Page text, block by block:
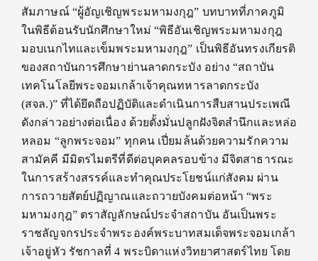
สัมภาษณ์ “ผู้อัญเชิญพระมหามงกุฎ” บทบาทที่ภาคภูมิ
ในพิธีต้อนรับนักศึกษาใหม่ “พิธีอันเชิญพระมหามงกุฎ
มอบเนกไทและเข็มพระมหามงกุฎ” เป็นพิธีอันทรงเกียรติ
ของสถาบันการศึกษาย่านลาดกระบัง อย่าง “สถาบัน
เทคโนโลยีพระจอมเกล้าเจ้าคุณทหารลาดกระบัง
(สจล.)” ที่ได้ยึดถือปฏิบัติและดำเนินการสืบสานประเพณี
ดังกล่าวอย่างต่อเนื่อง ด้วยตั้งมั่นปลูกฝังจิตสำนึกและหล่อ
หลอม “ลูกพระจอม” ทุกคน เปี่ยมล้นด้วยความรักความ
สามัคคี มีมิตรไมตรีที่ดีต่อบุคคลรอบข้าง มีจิตสาธารณะ
ในการสร้างสรรค์และทำคุณประโยชน์แก่สังคม ผ่าน
การถวายสัตย์ปฏิญาณและถวายบังคมต่อหน้า “พระ
มหามงกุฎ” ตราสัญลักษณ์ประจำสถาบัน อันเป็นพระ
ราชลัญจกรประจำพระองค์พระบาทสมเด็จพระจอมเกล้า
เจ้าอยู่หัว รัชกาลที่ 4 พระบิดาแห่งวิทยาศาสตร์ไทย โดย